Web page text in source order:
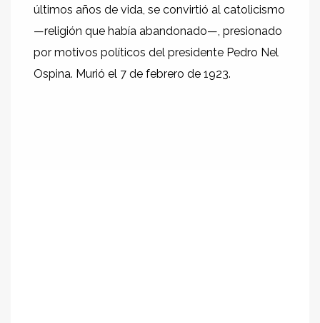
últimos años de vida, se convirtió al catolicismo
—religión que había abandonado—, presionado
por motivos políticos del presidente Pedro Nel
Ospina. Murió el 7 de febrero de 1923.